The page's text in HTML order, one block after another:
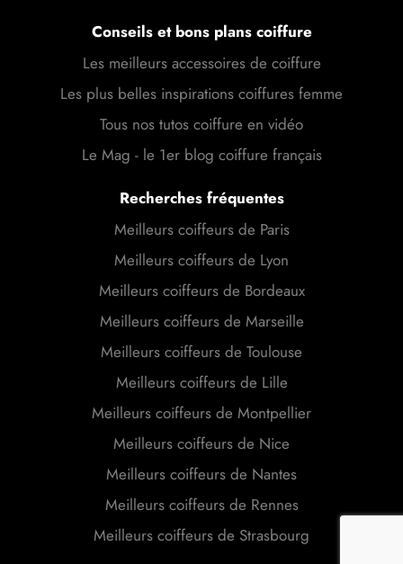
Conseils et bons plans coiffure
Les meilleurs accessoires de coiffure
Les plus belles inspirations coiffures femme
Tous nos tutos coiffure en vidéo
Le Mag - le 1er blog coiffure français
Recherches fréquentes
Meilleurs coiffeurs de Paris
Meilleurs coiffeurs de Lyon
Meilleurs coiffeurs de Bordeaux
Meilleurs coiffeurs de Marseille
Meilleurs coiffeurs de Toulouse
Meilleurs coiffeurs de Lille
Meilleurs coiffeurs de Montpellier
Meilleurs coiffeurs de Nice
Meilleurs coiffeurs de Nantes
Meilleurs coiffeurs de Rennes
Meilleurs coiffeurs de Strasbourg